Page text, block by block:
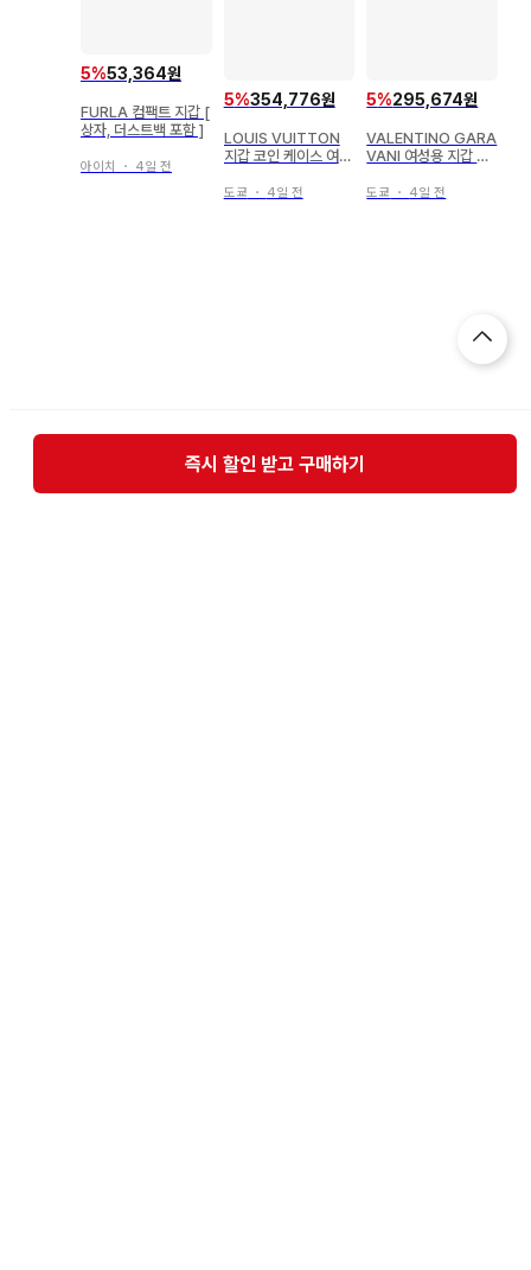
5%53,364원
FURLA 컴팩트 지갑 [
상자, 더스트백 포함 ]
아이치 ・ 4일 전
5%354,776원
LOUIS VUITTON
지갑 코인 케이스 여성
도쿄 ・ 4일 전
5%295,674원
VALENTINO GARA
VANI 여성용 지갑 코
도쿄 ・ 4일 전
즉시 할인 받고 구매하기